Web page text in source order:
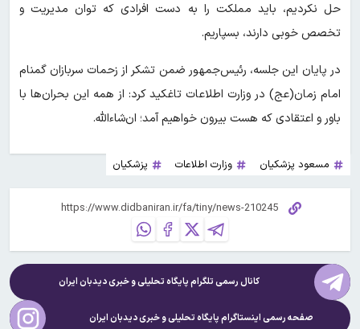
حل نکردیم، باید مملکت را به دست افرادی که توان مدیریت و
تخصص خوبی دارند، بسپاریم.
در پایان این جلسه، رئیس‌جمهور ضمن تشکر از زحمات سربازان گمنام
امام زمان(عج) در وزارت اطلاعات تاغکید کرد: از همه‌ این بحران‌ها با
باور و اعتقادی که هست بیرون خواهیم آمد؛ ان‌شاءالله.
مسعود پزشکیان وزارت اطلاعات پزشکیان
کانال رسمی تلگرام پایگاه تحلیلی و خبریدیدبان ایران
صفحه رسمی اینستاگرام پایگاه تحلیلی و خبریدیدبان ایران